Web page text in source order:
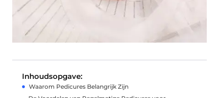
Inhoudsopgave:
Waarom Pedicures Belangrijk Zijn